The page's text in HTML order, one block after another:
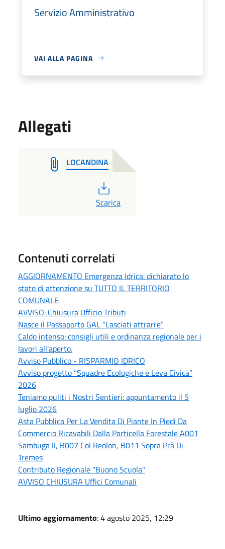
Servizio Amministrativo
VAI ALLA PAGINA
Allegati
LOCANDINA
PDF
Scarica
Contenuti correlati
AGGIORNAMENTO Emergenza Idrica: dichiarato lo
stato di attenzione su TUTTO IL TERRITORIO
COMUNALE
AVVISO: Chiusura Ufficio Tributi
Nasce il Passaporto GAL “Lasciati attrarre”
Caldo intenso: consigli utili e ordinanza regionale per i
lavori all'aperto.
Avviso Pubblico - RISPARMIO IDRICO
Avviso progetto “Squadre Ecologiche e Leva Civica”
2026
Teniamo puliti i Nostri Sentieri: appuntamento il 5
luglio 2026
Asta Pubblica Per La Vendita Di Piante In Piedi Da
Commercio Ricavabili Dalla Particella Forestale A001
Sambuga II, B007 Col Reolon, B011 Sopra Prà Di
Tremes
Contributo Regionale "Buono Scuola"
AVVISO CHIUSURA Uffici Comunali
Ultimo aggiornamento: 4 agosto 2025, 12:29